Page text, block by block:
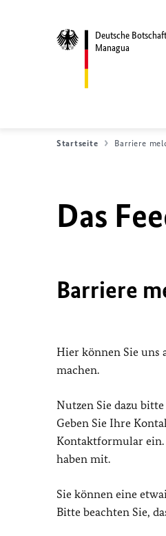
Deutsche Botschaft
Managua
Startseite Barriere
Das
Barriere
Hier können Sie uns
machen.
Nutzen Sie dazu bitte
Geben Sie Ihre
Kontaktformular ein.
haben mit.
Sie können eine
Bitte beachten Sie,